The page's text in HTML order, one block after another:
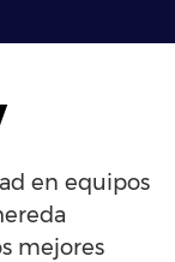
en equipos
mejores